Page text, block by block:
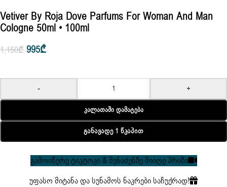
Vetiver By Roja Dove Parfums For Woman And Man
Cologne 50ml • 100ml
1,150₾ 995₾
- +
Კალათაში Დამატება
Განავადე 1 Წკაპით
გამოიწერე ტიკტოკი & შენაძენზე მიიღე პრიზი
უფასო მიტანა და სუნამოს ნაკრები საჩუქრად!